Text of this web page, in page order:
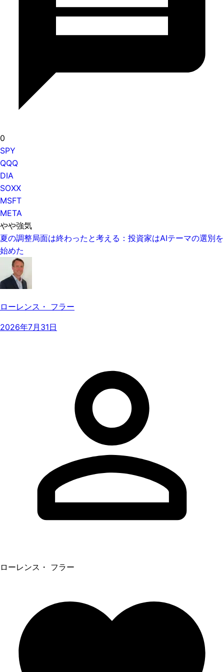
0
SPY
QQQ
DIA
SOXX
MSFT
META
やや強気
夏の調整局面は終わったと考える：投資家はAIテーマの選別を
始めた
ローレンス・ フラー
2026年7月31日
ローレンス・ フラー